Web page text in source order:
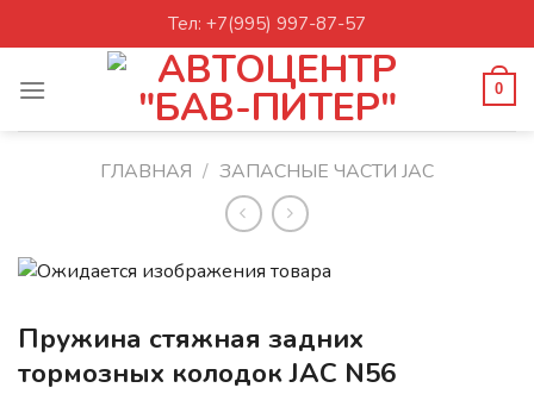
to
Тел: +7(995) 997-87-57
0
ГЛАВНАЯ / ЗАПАСНЫЕ ЧАСТИ JAC
Пружина стяжная задних
тормозных колодок JAC N56